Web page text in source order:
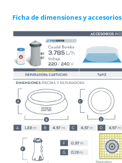
Ficha de dimensiones y accesorios